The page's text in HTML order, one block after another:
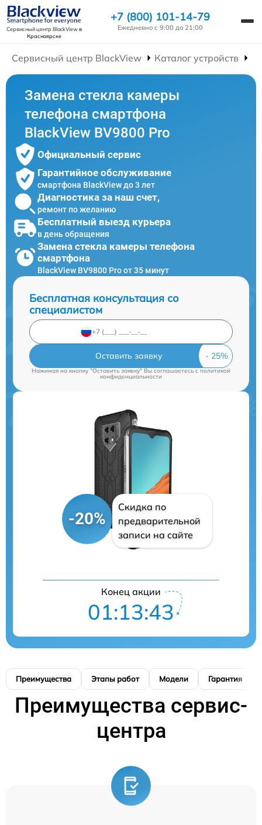
Сервисный центр BlackViewв
Красноярске
+7 (800) 101-14-79
Ежедневно с 9:00 до 21:00
Сервисный центр BlackView Каталог устройств
Замена стекла камеры
телефона смартфона
BlackView BV9800 Pro
Официальный сервис
Гарантийное обслуживание
смартфона BlackView до 3 лет
Диагностика за наш счет,
ремонт по желанию
Бесплатный выезд курьера
в день обращения
Замена стекла камеры телефона
смартфона
BlackView BV9800 Pro от 35 минут
Бесплатная консультация со
специалистом
Оставить заявку
Нажимая на кнопку "Оставить заявку" Вы соглашаетесь cполитикой
конфиденциальности
-20%
Скидка по
предварительной
записи на сайте
Конец акции
01:13:42
Преимущества Этапы работ Модели Гарантия
Преимущества сервис-
центра